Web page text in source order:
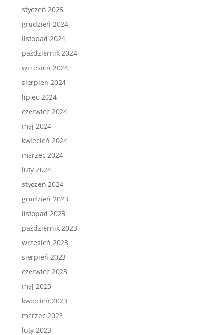
styczeń 2025
grudzień 2024
listopad 2024
październik 2024
wrzesień 2024
sierpień 2024
lipiec 2024
czerwiec 2024
maj 2024
kwiecień 2024
marzec 2024
luty 2024
styczeń 2024
grudzień 2023
listopad 2023
październik 2023
wrzesień 2023
sierpień 2023
czerwiec 2023
maj 2023
kwiecień 2023
marzec 2023
luty 2023